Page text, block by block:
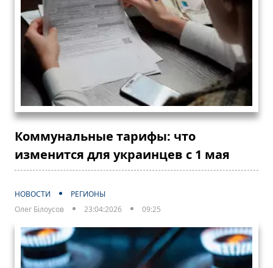
Коммунальные тарифы: что
изменится для украинцев с 1 мая
НОВОСТИ
РЕГИОНЫ
Олег Білоусов
23:04:2026 09:25